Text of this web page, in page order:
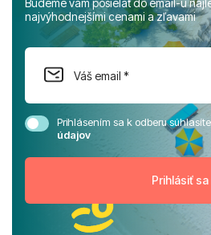
Budeme vám posielať do email-u
najvýhodnejšími cenami a zľavami
Prihlásením sa k odberu
údajov